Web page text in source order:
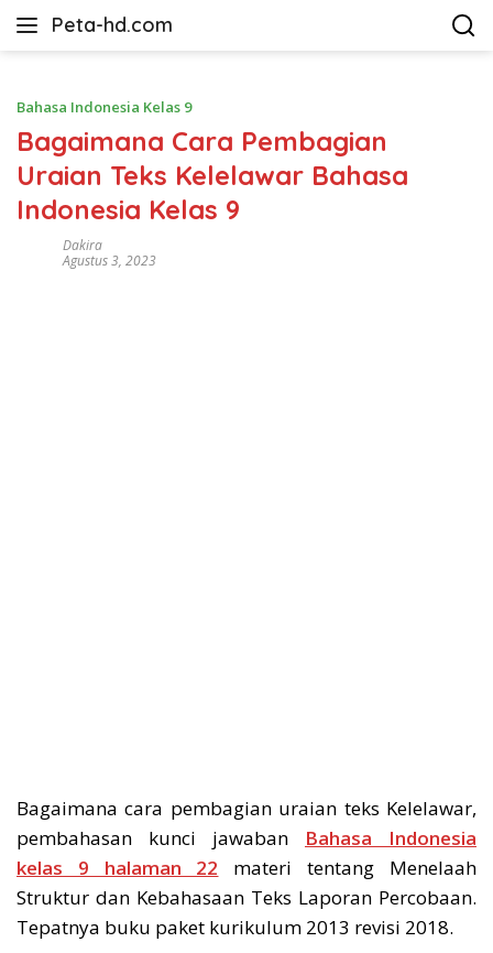
Peta-hd.com
Kumpulan
HD
Bahasa Indonesia Kelas 9
Bagaimana Cara Pembagian
Uraian Teks Kelelawar Bahasa
Indonesia Kelas 9
Dakira
Agustus 3, 2023
Bagaimana cara pembagian uraian teks Kelelawar,
pembahasan kunci jawaban Bahasa Indonesia
kelas 9 halaman 22 materi tentang Menelaah
Struktur dan Kebahasaan Teks Laporan Percobaan.
Tepatnya buku paket kurikulum 2013 revisi 2018.